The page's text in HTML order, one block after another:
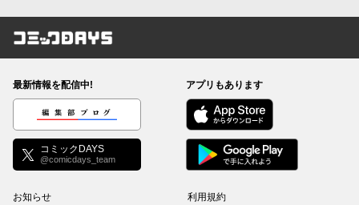
コミックDAYS
最新情報を配信中!
編集部ブログ
コミックDAYS
@comicdays_team
アプリもあります
お知らせ
利用規約